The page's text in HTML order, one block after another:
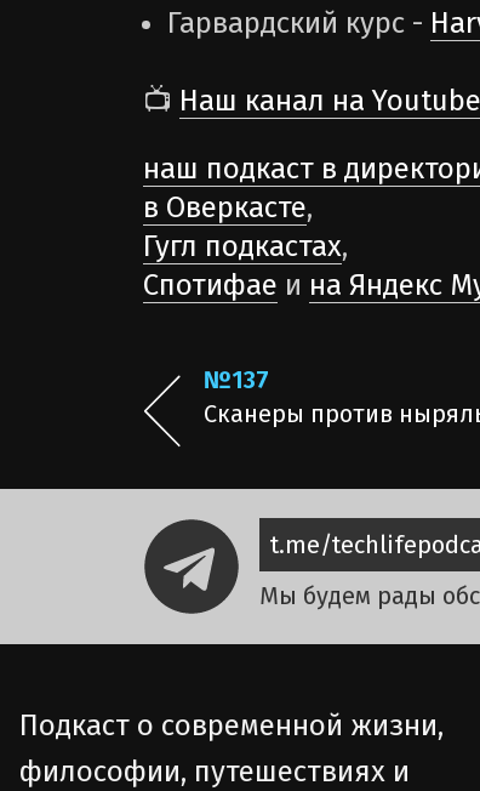
Гарвардский курс -
📺 Наш канал на Youtube
наш подкаст в
в Оверкасте,
Гугл подкастах,
Спотифае и на Яндекс
№137
Сканеры против
t.me/
Мы будем рады
Подкаст о современной жизни,
философии, путешествиях и